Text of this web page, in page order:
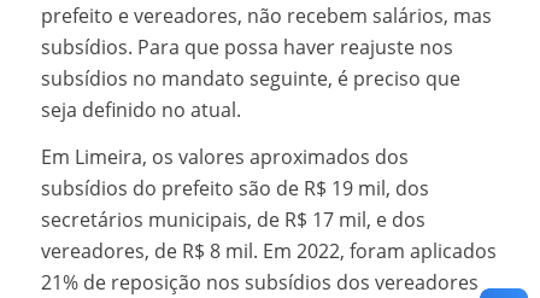
prefeito e vereadores, não recebem salários, mas
subsídios. Para que possa haver reajuste nos
subsídios no mandato seguinte, é preciso que
seja definido no atual.
Em Limeira, os valores aproximados dos
subsídios do prefeito são de R$ 19 mil, dos
secretários municipais, de R$ 17 mil, e dos
vereadores, de R$ 8 mil. Em 2022, foram aplicados
21% de reposição nos subsídios dos vereadores